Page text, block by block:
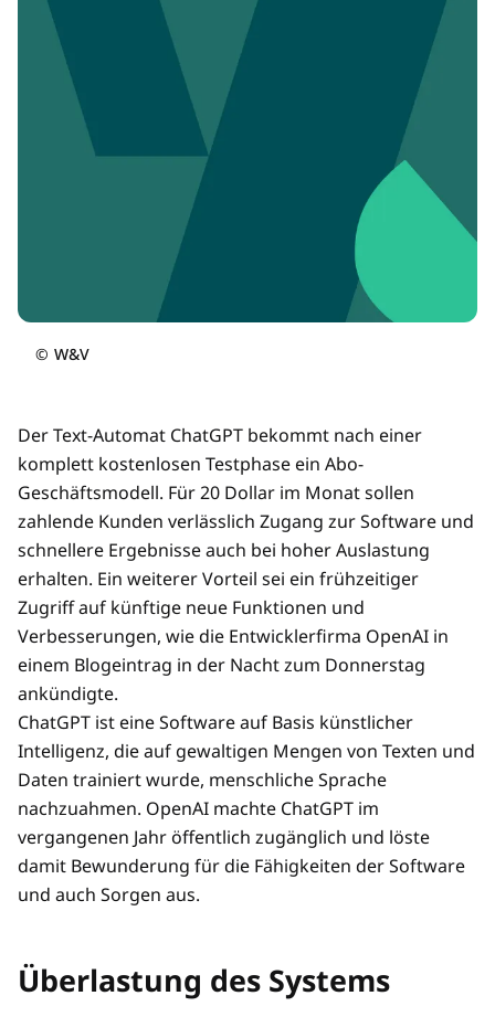
© W&V
Der Text-Automat ChatGPT bekommt nach einer
komplett kostenlosen Testphase ein Abo-
Geschäftsmodell. Für 20 Dollar im Monat sollen
zahlende Kunden verlässlich Zugang zur Software und
schnellere Ergebnisse auch bei hoher Auslastung
erhalten. Ein weiterer Vorteil sei ein frühzeitiger
Zugriff auf künftige neue Funktionen und
Verbesserungen, wie die Entwicklerfirma OpenAI in
einem Blogeintrag in der Nacht zum Donnerstag
ankündigte.
ChatGPT ist eine Software auf Basis künstlicher
Intelligenz, die auf gewaltigen Mengen von Texten und
Daten trainiert wurde, menschliche Sprache
nachzuahmen. OpenAI machte ChatGPT im
vergangenen Jahr öffentlich zugänglich und löste
damit Bewunderung für die Fähigkeiten der Software
und auch Sorgen aus.
Überlastung des Systems